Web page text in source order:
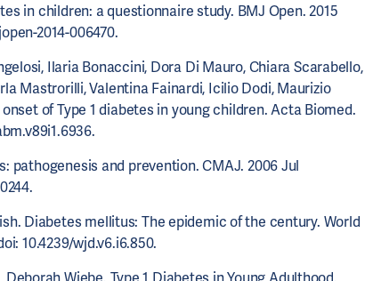
in children: a questionnaire study. BMJ Open. 2015
2014-006470.
Ilaria Bonaccini, Dora Di Mauro, Chiara Scarabello,
Mastrorilli, Valentina Fainardi, Icilio Dodi, Maurizio
of Type 1 diabetes in young children. Acta Biomed.
pathogenesis and prevention. CMAJ. 2006 Jul
Diabetes mellitus: The epidemic of the century. World
10.4239/wjd.v6.i6.850.